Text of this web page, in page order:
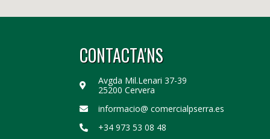
CONTACTA'NS
Avgda Mil.Lenari 37-39
25200 Cervera
informacio@ comercialpserra.es
+34 973 53 08 48